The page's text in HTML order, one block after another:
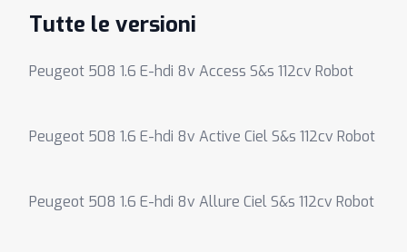
Tutte le versioni
Peugeot 508 1.6 E-hdi 8v Access S&s 112cv Robot
Peugeot 508 1.6 E-hdi 8v Active Ciel S&s 112cv Robot
Peugeot 508 1.6 E-hdi 8v Allure Ciel S&s 112cv Robot